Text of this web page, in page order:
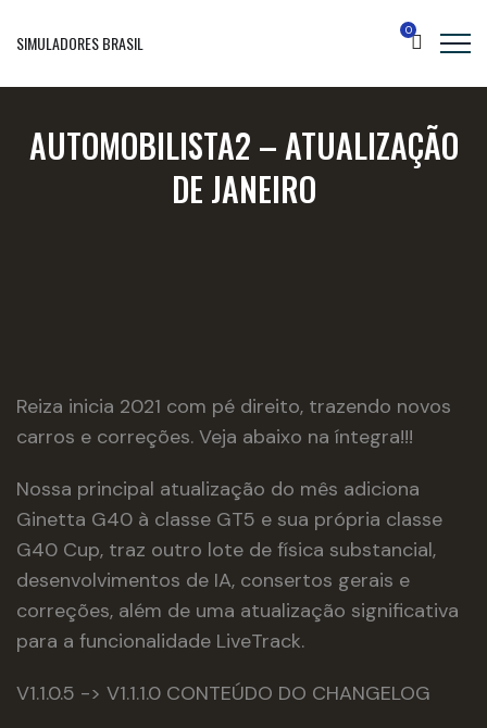
SIMULADORES BRASIL
0
AUTOMOBILISTA2 – ATUALIZAÇÃO
DE JANEIRO
Reiza inicia 2021 com pé direito, trazendo novos
carros e correções. Veja abaixo na íntegra!!!
Nossa principal atualização do mês adiciona
Ginetta G40 à classe GT5 e sua própria classe
G40 Cup, traz outro lote de física substancial,
desenvolvimentos de IA, consertos gerais e
correções, além de uma atualização significativa
para a funcionalidade LiveTrack.
V1.1.0.5 -> V1.1.1.0 CONTEÚDO DO CHANGELOG